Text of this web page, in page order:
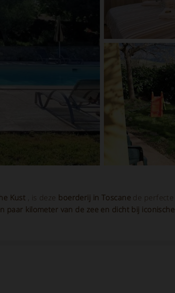
Kust , is deze boerderij in Toscane de perfecte
paar kilometer van de zee en dicht bij iconische